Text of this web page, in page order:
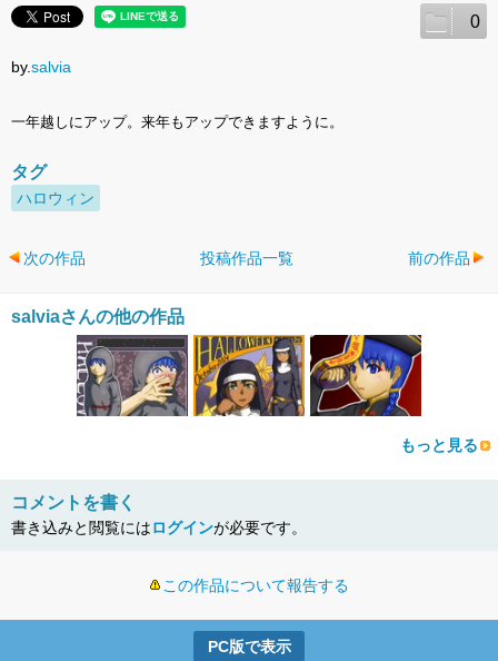
0
by.salvia
一年越しにアップ。来年もアップできますように。
タグ
ハロウィン
次の作品 投稿作品一覧 前の作品
salviaさんの他の作品
もっと見る
コメントを書く
書き込みと閲覧にはログインが必要です。
この作品について報告する
PC版で表示